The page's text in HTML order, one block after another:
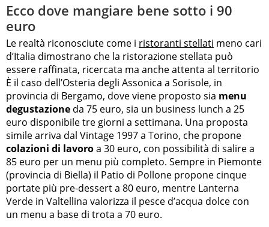
Ecco dove mangiare bene sotto i 90
euro
Le realtà riconosciute come i ristoranti stellati meno cari
d’Italia dimostrano che la ristorazione stellata può
essere raffinata, ricercata ma anche attenta al territorio
È il caso dell’Osteria degli Assonica a Sorisole, in
provincia di Bergamo, dove viene proposto sia menu
degustazione da 75 euro, sia un business lunch a 25
euro disponibile tre giorni a settimana. Una proposta
simile arriva dal Vintage 1997 a Torino, che propone
colazioni di lavoroa 30 euro, con possibilità di salire a
85 euro per un menu più completo. Sempre in Piemonte
(provincia di Biella) il Patio di Pollone propone cinque
portate più pre-dessert a 80 euro, mentre Lanterna
Verde in Valtellina valorizza il pesce d’acqua dolce con
un menu a base di trota a 70 euro.